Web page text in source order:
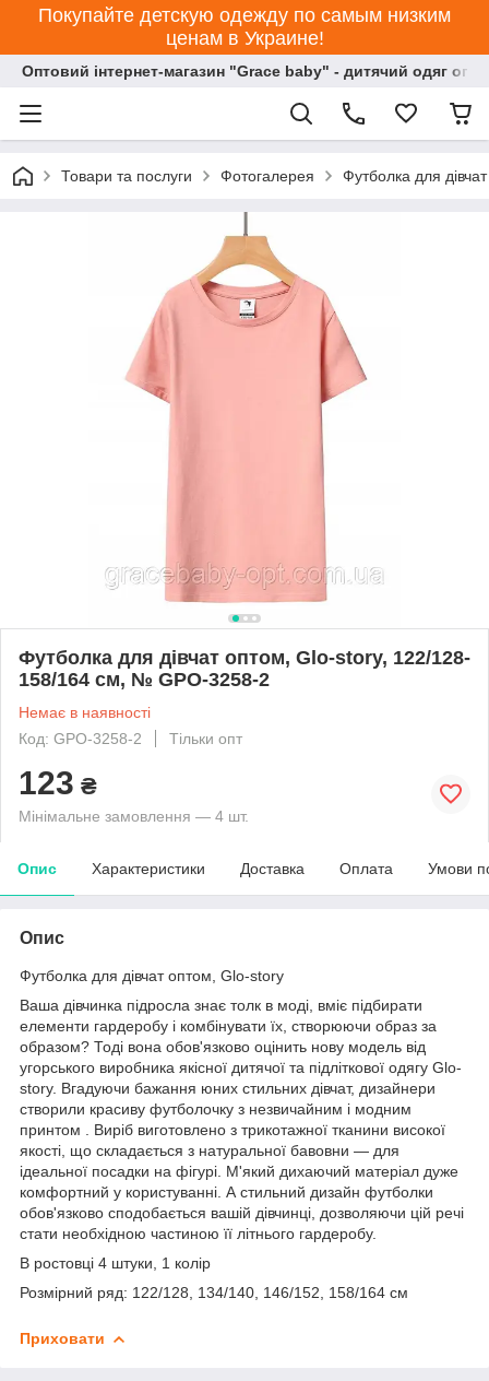
Покупайте детскую одежду по самым низким
ценам в Украине!
Оптовий інтернет-магазин "Grace baby" - дитячий одяг
Товари та послуги Фотогалерея Футболка для
Футболка для дівчат оптом, Glo-story, 122/128-
158/164 см, № GPO-3258-2
Немає в наявності
Код: GPO-3258-2
Тільки опт
123 ₴
Мінімальне замовлення — 4 шт.
Опис Характеристики Доставка Оплата Умови
Опис
Футболка для дівчат оптом, Glo-story
Ваша дівчинка підросла знає толк в моді, вміє підбирати
елементи гардеробу і комбінувати їх, створюючи образ за
образом? Тоді вона обов'язково оцінить нову модель від
угорського виробника якісної дитячої та підліткової одягу Glo-
story. Вгадуючи бажання юних стильних дівчат, дизайнери
створили красиву футболочку з незвичайним і модним
принтом . Виріб виготовлено з трикотажної тканини високої
якості, що складається з натуральної бавовни — для
ідеальної посадки на фігурі. М'який дихаючий матеріал дуже
комфортний у користуванні. А стильний дизайн футболки
обов'язково сподобається вашій дівчинці, дозволяючи цій речі
стати необхідною частиною її літнього гардеробу.
В ростовці 4 штуки, 1 колір
Розмірний ряд: 122/128, 134/140, 146/152, 158/164 см
Приховати